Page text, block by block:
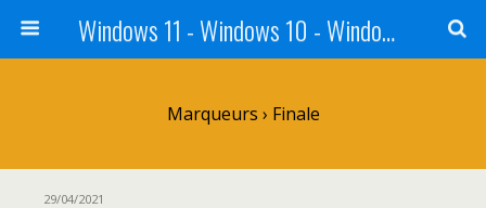
Windows 11 - Windows 10 - Windows 8 - Windows 7 - VISTA
Marqueurs › Finale
29/04/2021